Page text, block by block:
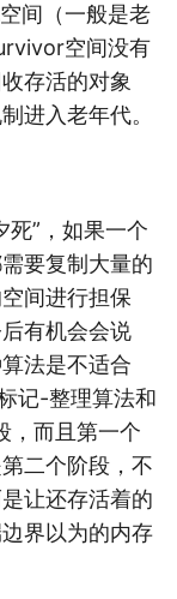
间（一般是老
空间没有
存活的对象
进入老年代。
死”，如果一个
要复制大量的
间进行担保
有机会会说
法是不适合
记-整理算法和
，而且第一个
二个阶段，不
让还存活着的
界以为的内存